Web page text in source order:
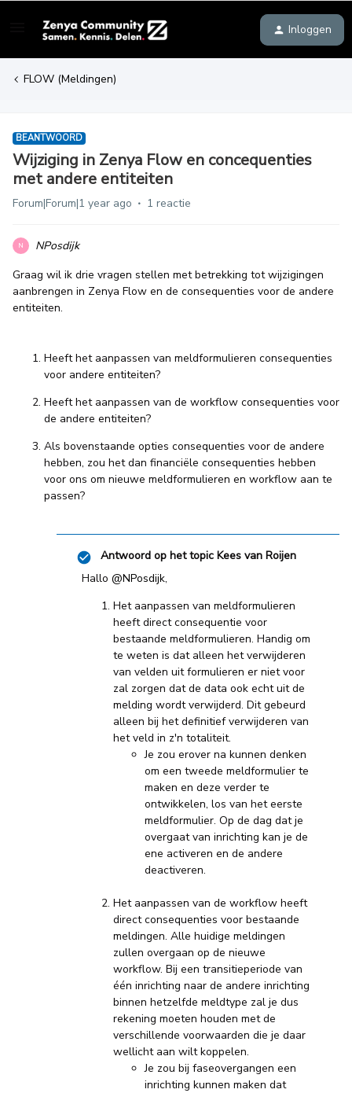
Inloggen
FLOW (Meldingen)
BEANTWOORD
Wijziging in Zenya Flow en concequenties
met andere entiteiten
Forum|Forum|1 year ago 1 reactie
N
NPosdijk
Graag wil ik drie vragen stellen met betrekking tot wijzigingen
aanbrengen in Zenya Flow en de consequenties voor de andere
entiteiten.
Heeft het aanpassen van meldformulieren consequenties
voor andere entiteiten?
Heeft het aanpassen van de workflow consequenties voor
de andere entiteiten?
Als bovenstaande opties consequenties voor de andere
hebben, zou het dan financiële consequenties hebben
voor ons om nieuwe meldformulieren en workflow aan te
passen?
Antwoord op het topic Kees van Roijen
Hallo @NPosdijk,
Het aanpassen van meldformulieren
heeft direct consequentie voor
bestaande meldformulieren. Handig om
te weten is dat alleen het verwijderen
van velden uit formulieren er niet voor
zal zorgen dat de data ook echt uit de
melding wordt verwijderd. Dit gebeurd
alleen bij het definitief verwijderen van
het veld in z'n totaliteit.
Je zou erover na kunnen denken
om een tweede meldformulier te
maken en deze verder te
ontwikkelen, los van het eerste
meldformulier. Op de dag dat je
overgaat van inrichting kan je de
ene activeren en de andere
deactiveren.
Het aanpassen van de workflow heeft
direct consequenties voor bestaande
meldingen. Alle huidige meldingen
zullen overgaan op de nieuwe
workflow. Bij een transitieperiode van
één inrichting naar de andere inrichting
binnen hetzelfde meldtype zal je dus
rekening moeten houden met de
verschillende voorwaarden die je daar
wellicht aan wilt koppelen.
Je zou bij faseovergangen een
inrichting kunnen maken dat